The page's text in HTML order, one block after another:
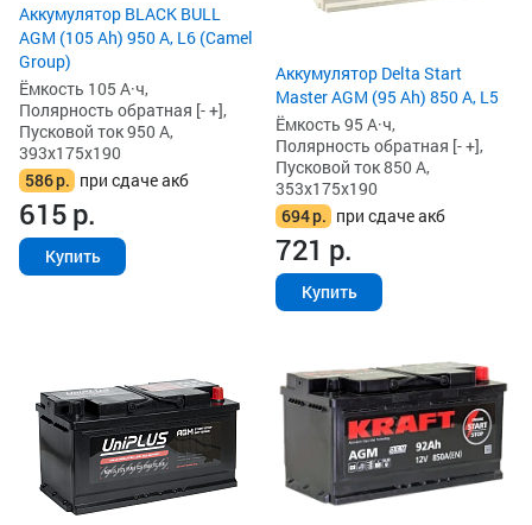
Аккумулятор BLACK BULL
AGM (105 Ah) 950 А, L6 (Camel
Group)
Ёмкость 105 А·ч,
Полярность обратная [- +],
Пусковой ток 950 А,
393x175x190
586р. при сдаче акб
615р.
Купить
Аккумулятор Delta Start
Master AGM (95 Ah) 850 А, L5
Ёмкость 95 А·ч,
Полярность обратная [- +],
Пусковой ток 850 А,
353x175x190
694р. при сдаче акб
721 р.
Купить